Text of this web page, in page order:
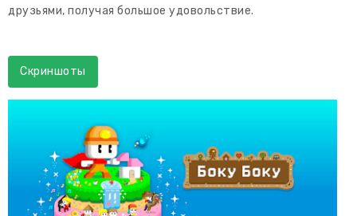
друзьями, получая большое удовольствие.
Скриншоты